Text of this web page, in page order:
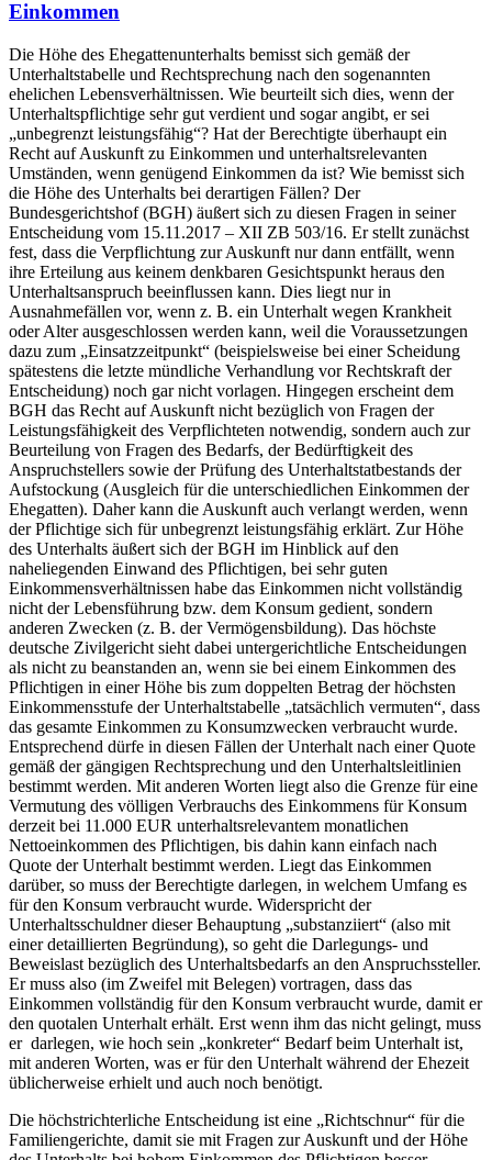
Einkommen
Die Höhe des Ehegattenunterhalts bemisst sich gemäß der
Unterhaltstabelle und Rechtsprechung nach den sogenannten
ehelichen Lebensverhältnissen. Wie beurteilt sich dies, wenn der
Unterhaltspflichtige sehr gut verdient und sogar angibt, er sei
„unbegrenzt leistungsfähig“? Hat der Berechtigte überhaupt ein
Recht auf Auskunft zu Einkommen und unterhaltsrelevanten
Umständen, wenn genügend Einkommen da ist? Wie bemisst sich
die Höhe des Unterhalts bei derartigen Fällen? Der
Bundesgerichtshof (BGH) äußert sich zu diesen Fragen in seiner
Entscheidung vom 15.11.2017 – XII ZB 503/16. Er stellt zunächst
fest, dass die Verpflichtung zur Auskunft nur dann entfällt, wenn
ihre Erteilung aus keinem denkbaren Gesichtspunkt heraus den
Unterhaltsanspruch beeinflussen kann. Dies liegt nur in
Ausnahmefällen vor, wenn z. B. ein Unterhalt wegen Krankheit
oder Alter ausgeschlossen werden kann, weil die Voraussetzungen
dazu zum „Einsatzzeitpunkt“ (beispielsweise bei einer Scheidung
spätestens die letzte mündliche Verhandlung vor Rechtskraft der
Entscheidung) noch gar nicht vorlagen. Hingegen erscheint dem
BGH das Recht auf Auskunft nicht bezüglich von Fragen der
Leistungsfähigkeit des Verpflichteten notwendig, sondern auch zur
Beurteilung von Fragen des Bedarfs, der Bedürftigkeit des
Anspruchstellers sowie der Prüfung des Unterhaltstatbestands der
Aufstockung (Ausgleich für die unterschiedlichen Einkommen der
Ehegatten). Daher kann die Auskunft auch verlangt werden, wenn
der Pflichtige sich für unbegrenzt leistungsfähig erklärt. Zur Höhe
des Unterhalts äußert sich der BGH im Hinblick auf den
naheliegenden Einwand des Pflichtigen, bei sehr guten
Einkommensverhältnissen habe das Einkommen nicht vollständig
nicht der Lebensführung bzw. dem Konsum gedient, sondern
anderen Zwecken (z. B. der Vermögensbildung). Das höchste
deutsche Zivilgericht sieht dabei untergerichtliche Entscheidungen
als nicht zu beanstanden an, wenn sie bei einem Einkommen des
Pflichtigen in einer Höhe bis zum doppelten Betrag der höchsten
Einkommensstufe der Unterhaltstabelle „tatsächlich vermuten“, dass
das gesamte Einkommen zu Konsumzwecken verbraucht wurde.
Entsprechend dürfe in diesen Fällen der Unterhalt nach einer Quote
gemäß der gängigen Rechtsprechung und den Unterhaltsleitlinien
bestimmt werden. Mit anderen Worten liegt also die Grenze für eine
Vermutung des völligen Verbrauchs des Einkommens für Konsum
derzeit bei 11.000 EUR unterhaltsrelevantem monatlichen
Nettoeinkommen des Pflichtigen, bis dahin kann einfach nach
Quote der Unterhalt bestimmt werden. Liegt das Einkommen
darüber, so muss der Berechtigte darlegen, in welchem Umfang es
für den Konsum verbraucht wurde. Widerspricht der
Unterhaltsschuldner dieser Behauptung „substanziiert“ (also mit
einer detaillierten Begründung), so geht die Darlegungs- und
Beweislast bezüglich des Unterhaltsbedarfs an den Anspruchssteller.
Er muss also (im Zweifel mit Belegen) vortragen, dass das
Einkommen vollständig für den Konsum verbraucht wurde, damit er
den quotalen Unterhalt erhält. Erst wenn ihm das nicht gelingt, muss
er darlegen, wie hoch sein „konkreter“ Bedarf beim Unterhalt ist,
mit anderen Worten, was er für den Unterhalt während der Ehezeit
üblicherweise erhielt und auch noch benötigt.
Die höchstrichterliche Entscheidung ist eine „Richtschnur“ für die
Familiengerichte, damit sie mit Fragen zur Auskunft und der Höhe